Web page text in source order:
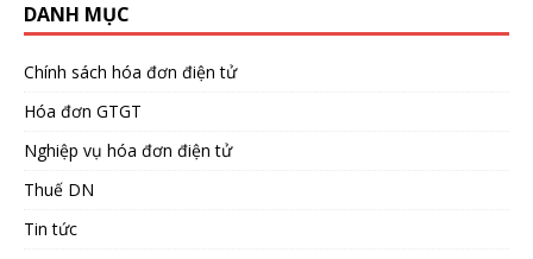
DANH MỤC
Chính sách hóa đơn điện tử
Hóa đơn GTGT
Nghiệp vụ hóa đơn điện tử
Thuế DN
Tin tức